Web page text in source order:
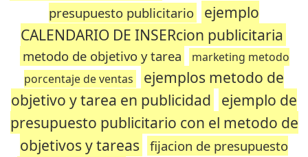
presupuesto publicitario
ejemplo
CALENDARIO DE INSERcion publicitaria
metodo de objetivo y tarea
marketing metodo
porcentaje de ventas
ejemplos metodo de
objetivo y tarea en publicidad ejemplo de
presupuesto publicitario con el metodo de
objetivos y tareas fijacion de presupuesto